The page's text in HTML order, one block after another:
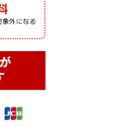
外になる